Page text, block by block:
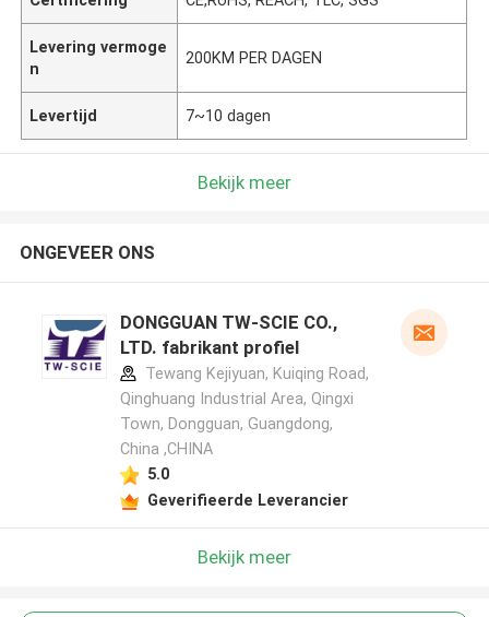
Levering vermoge
n
200KM PER DAGEN
Levertijd 7~10 dagen
Bekijk meer
ONGEVEER ONS
DONGGUAN TW-SCIE CO.,
LTD. fabrikant profiel
Tewang Kejiyuan, Kuiqing Road,
Qinghuang Industrial Area, Qingxi
Town, Dongguan, Guangdong,
China ,CHINA
5.0
Geverifieerde Leverancier
Bekijk meer